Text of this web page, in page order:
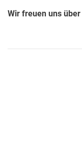
Wir freuen uns